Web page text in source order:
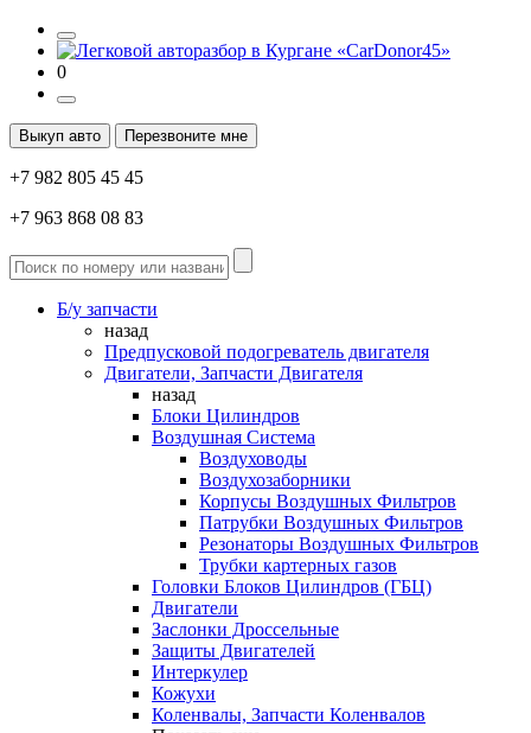
0
Выкуп авто Перезвоните мне
+7 982 805 45 45
+7 963 868 08 83
Б/у запчасти
назад
Предпусковой подогреватель двигателя
Двигатели, Запчасти Двигателя
назад
Блоки Цилиндров
Воздушная Система
Воздуховоды
Воздухозаборники
Корпусы Воздушных Фильтров
Патрубки Воздушных Фильтров
Резонаторы Воздушных Фильтров
Трубки картерных газов
Головки Блоков Цилиндров (ГБЦ)
Двигатели
Заслонки Дроссельные
Защиты Двигателей
Интеркулер
Кожухи
Коленвалы, Запчасти Коленвалов